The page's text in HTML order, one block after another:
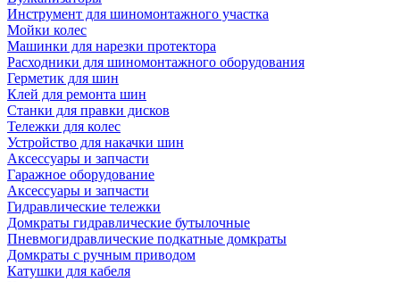
Инструмент для шиномонтажного участка
Мойки колес
Машинки для нарезки протектора
Расходники для шиномонтажного оборудования
Герметик для шин
Клей для ремонта шин
Станки для правки дисков
Тележки для колес
Устройство для накачки шин
Аксессуары и запчасти
Гаражное оборудование
Аксессуары и запчасти
Гидравлические тележки
Домкраты гидравлические бутылочные
Пневмогидравлические подкатные домкраты
Домкраты с ручным приводом
Катушки для кабеля